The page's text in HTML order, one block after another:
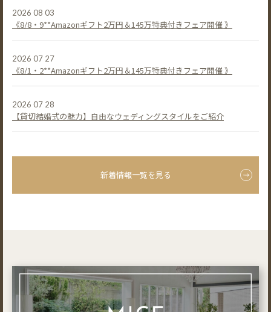
2026 08 03
《8/8・9**Amazonギフト2万円＆145万特典付きフェア開催 》
2026 07 27
《8/1・2**Amazonギフト2万円＆145万特典付きフェア開催 》
2026 07 28
【貸切結婚式の魅力】自由なウェディングスタイルをご紹介
新着情報一覧を見る